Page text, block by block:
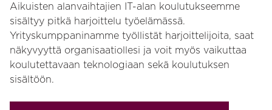
Aikuisten alanvaihtajien IT-alan koulutukseemme
sisältyy pitkä harjoittelu työelämässä.
Yrityskumppaninamme työllistät harjoittelijoita, saat
näkyvyyttä organisaatiollesi ja voit myös vaikuttaa
koulutettavaan teknologiaan sekä koulutuksen
sisältöön.